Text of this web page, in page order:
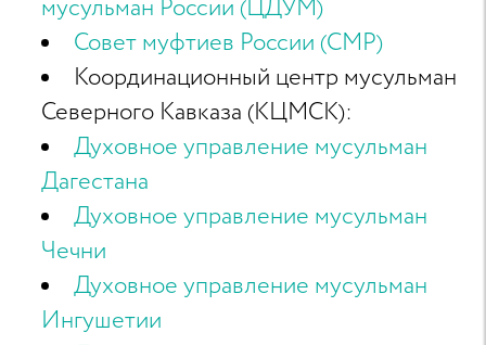
мусульман России (ЦДУМ)
Совет муфтиев России (СМР)
Координационный центр мусульман
Северного Кавказа (КЦМСК):
Духовное управление мусульман
Дагестана
Духовное управление мусульман
Чечни
Духовное управление мусульман
Ингушетии